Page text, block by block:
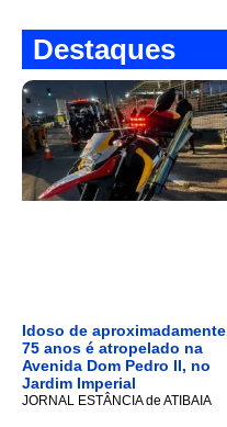
Destaques
Idoso de aproximadamente
75 anos é atropelado na
Avenida Dom Pedro II, no
Jardim Imperial
JORNAL ESTÂNCIA de ATIBAIA